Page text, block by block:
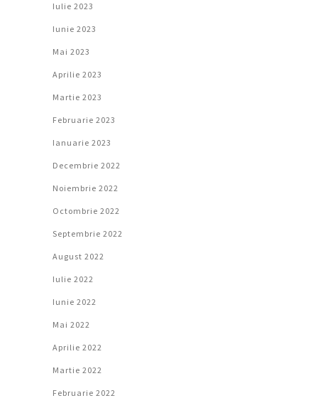
Iulie 2023
Iunie 2023
Mai 2023
Aprilie 2023
Martie 2023
Februarie 2023
Ianuarie 2023
Decembrie 2022
Noiembrie 2022
Octombrie 2022
Septembrie 2022
August 2022
Iulie 2022
Iunie 2022
Mai 2022
Aprilie 2022
Martie 2022
Februarie 2022